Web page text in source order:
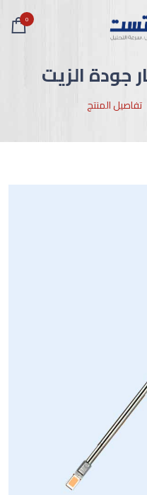
0
تفاصيل المنتج